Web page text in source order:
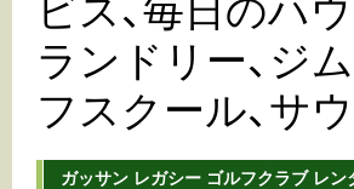
ビス、毎日のハ
ランドリー、ジ
フスクール、サ
ガッサン レガシー ゴルフクラブ レン